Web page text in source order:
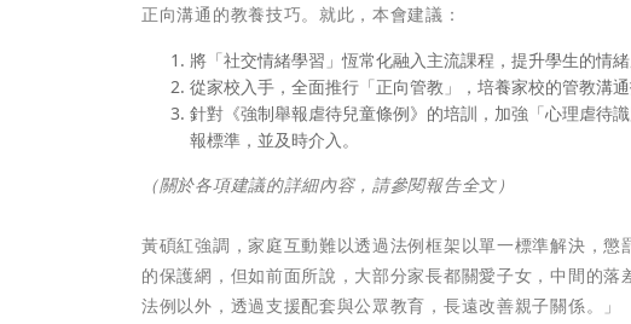
正向溝通的教養技巧。就此，本會建議：
將「社交情緒學習」恆常化融入主流課程，提升學生的情
從家校入手，全面推行「正向管教」，培養家校的管教溝
針對《強制舉報虐待兒童條例》的培訓，加強「心理虐待
報標準，並及時介入。
（關於各項建議的詳細內容，請參閱報告全文）
黃碩紅強調，家庭互動難以透過法例框架以單一標準解決，
的保護網，但如前面所說，大部分家長都關愛子女，中間的
法例以外，透過支援配套與公眾教育，長遠改善親子關係。」